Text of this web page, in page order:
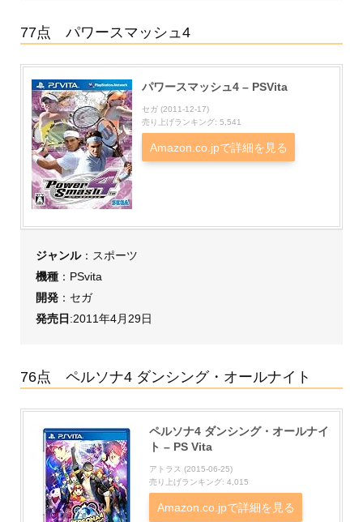
77点 パワースマッシュ4
パワースマッシュ4 – PSVita
セガ (2011-12-17)
売り上げランキング: 5,541
Amazon.co.jpで詳細を見る
ジャンル：スポーツ
機種：PSvita
開発：セガ
発売日 :2011年4月29日
76点 ペルソナ4 ダンシング・オールナイト
ペルソナ4 ダンシング・オールナイ
ト – PS Vita
アトラス (2015-06-25)
売り上げランキング: 4,015
Amazon.co.jpで詳細を見る